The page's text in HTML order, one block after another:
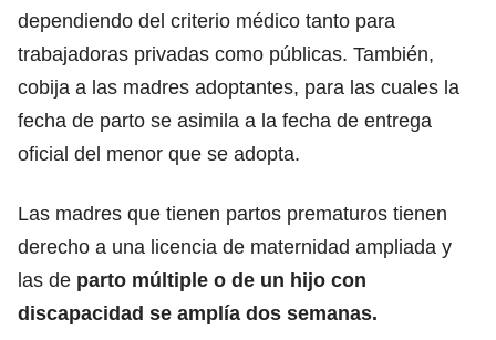
dependiendo del criterio médico tanto para
trabajadoras privadas como públicas. También,
cobija a las madres adoptantes, para las cuales la
fecha de parto se asimila a la fecha de entrega
oficial del menor que se adopta.
Las madres que tienen partos prematuros tienen
derecho a una licencia de maternidad ampliada y
las de parto múltiple o de un hijo con
discapacidad se amplía dos semanas.